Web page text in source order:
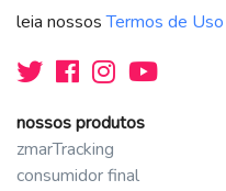
leia nossosTermos de Uso
nossos produtos
zmarTracking
consumidor final